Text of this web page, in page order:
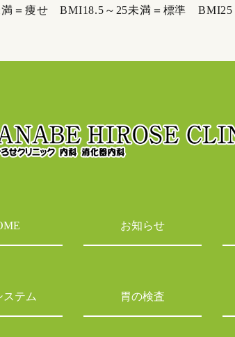
＝痩せ BMI18.5～25未満＝標準 BMI25
お知らせ
ステム 胃の検査